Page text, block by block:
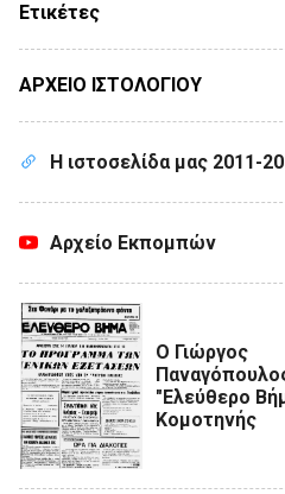
Ετικέτες
ΑΡΧΕΙΟ ΙΣΤΟΛΟΓΙΟΥ
Η ιστοσελίδα μας 2011-
Αρχείο Εκπομπών
Ο Γιώργος
"Ελεύθερο
Κομοτηνής